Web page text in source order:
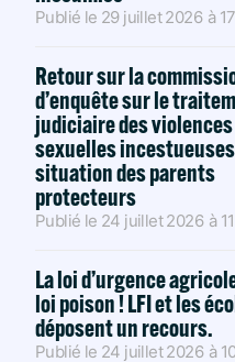
Publié le 29 juillet 2026 à
Retour sur la
d’enquête sur le
judiciaire des violences
sexuelles
situation des parents
protecteurs
Publié le 24 juillet 2026 à
La loi d’urgence
loi poison ! LFI et les
déposent un recours.
Publié le 24 juillet 2026 à